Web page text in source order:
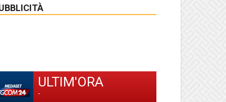
ULTIM'ORA
-